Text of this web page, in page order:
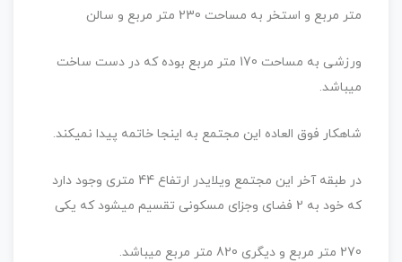
متر مربع و استخر به مساحت 230 متر مربع و سالن
ورزشی به مساحت 170 متر مربع بوده که در دست ساخت
میباشد.
شاهکار فوق العاده این مجتمع به اینجا خاتمه پیدا نمیکند.
در طبقه آخر این مجتمع ویلایدر ارتفاع 44 متری وجود دارد
که خود به 2 فضای وجزای مسکونی تقسیم میشود که یکی
270 متر مربع و دیگری 820 متر مربع میباشد.